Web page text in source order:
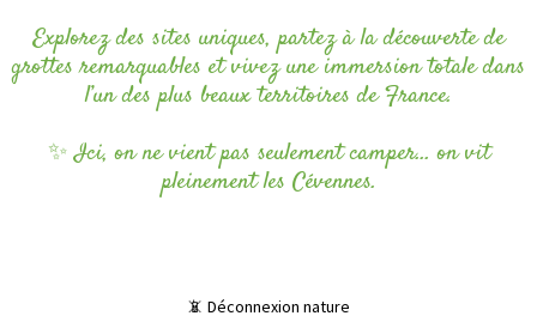
Explorez des sites uniques, partez à la découverte de
grottes remarquables et vivez une immersion totale dans
l’un des plus beaux territoires de France.
✨ Ici, on ne vient pas seulement camper… on vit
pleinement les Cévennes.
📵 Déconnexion nature